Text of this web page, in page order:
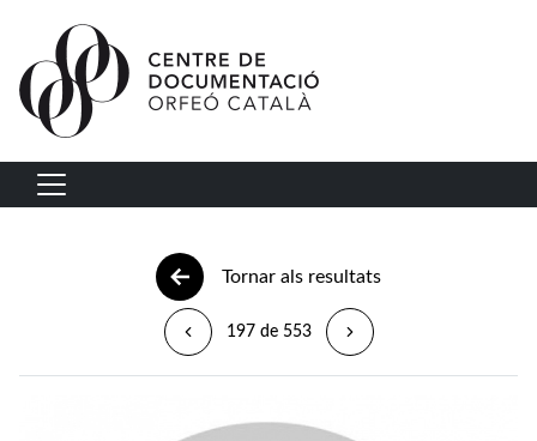
Vés al contingut
Navegació principal
Tornar als resultats
197 de 553